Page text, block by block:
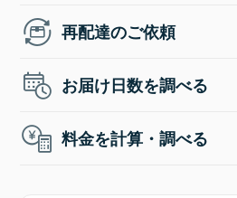
再配達のご依頼
お届け日数を調べる
料金を計算・調べる